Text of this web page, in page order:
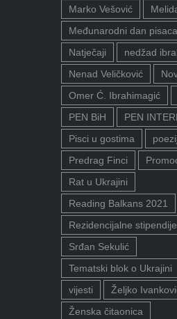
Marko Vešović
Međunarodni dan
Natječaji
nedžad
Nenad Veličković
Omer Ć. Ibrahimagić
PEN BiH
PEN
Pisci u gostima
Predrag Finci
Rat u Ukrajini
Reading Balkans 2021
Rezidencijalne stipendije
Srđan Sekulić
Tematski blok o Ukrajini
vijesti
Željko
Ženska čitaonica